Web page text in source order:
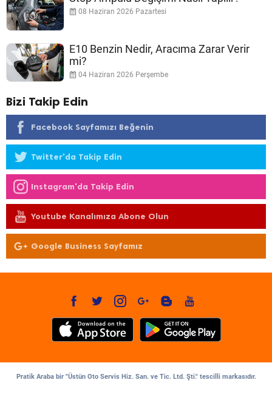
08 Haziran 2026 Pazartesi
E10 Benzin Nedir, Aracıma Zarar Verir
mi?
04 Haziran 2026 Perşembe
Bizi Takip Edin
Facebook Sayfamızı Beğenin
Twitter'da Takip Edin
Instagram'da Takip Edin
Youtube Kanalımıza Abone Olun
Google Business Sayfamız
Pratik Araba bir "Üstün Oto Servis Hiz. San. ve Tic. Ltd. Şti." tescilli markasıdır.